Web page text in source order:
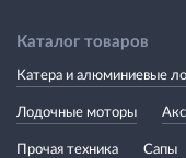
Каталог товаров
Катера и алюминиевые
Лодочные моторы
Прочая техника Сапы